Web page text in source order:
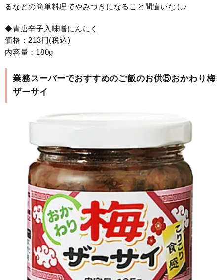
るなどの簡単料理でやみつきになること間違いなし♪
◆青唐辛子入味噌にんにく
価格：213円(税込)
内容量：180g
業務スーパーでおすすめのご飯のお供⑤おかわり梅
ザーサイ